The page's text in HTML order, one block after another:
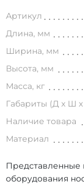
Артикул
Длина, мм
Ширина, мм
Высота, мм
Масса, кг
Габариты (Д х Ш
Наличие товара
Материал
Представленные
оборудования